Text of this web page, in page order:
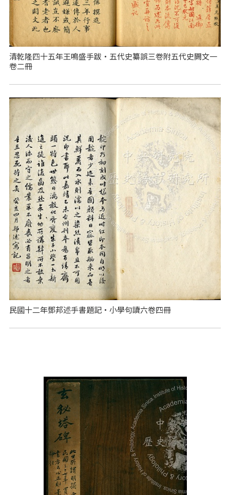
清乾隆四十五年王鳴盛手跋‧五代史纂誤三卷附五代史闕文一
卷二冊
民國十二年鄧邦述手書題記‧小學句讀六卷四冊